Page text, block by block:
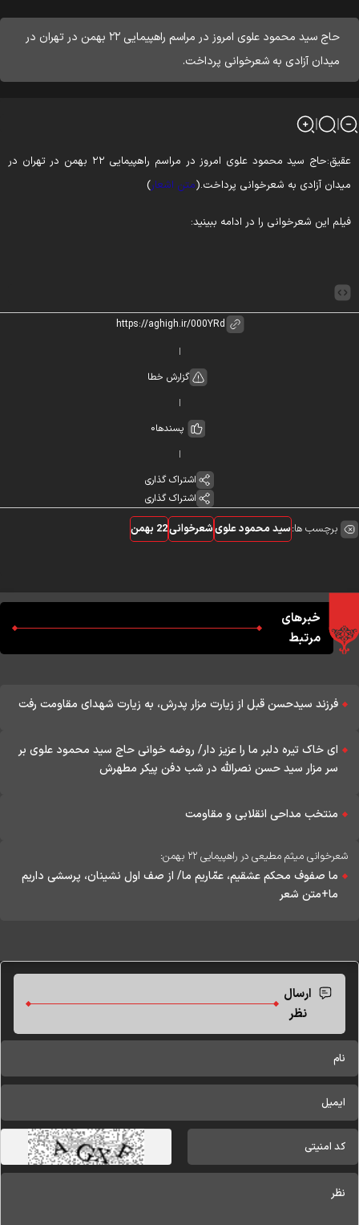
حاج سید محمود علوی امروز در مراسم راهپیمایی ۲۲ بهمن در تهران در
میدان آزادی به شعرخوانی پرداخت.
عقیق:حاج سید محمود علوی امروز در مراسم راهپیمایی ۲۲ بهمن در تهران در
میدان آزادی به شعرخوانی پرداخت.(متن اشعار)
فیلم این شعرخوانی را در ادامه ببینید:
گزارش خطا
پسندها0
اشتراک گذاری
اشتراک گذاری
برچسب ها:سید محمود علویشعرخوانی22 بهمن
خبرهای
مرتبط
فرزند سیدحسن قبل از زیارت مزار پدرش، به زیارت شهدای مقاومت رفت
ای خاک تیره دلبر ما را عزیز دار/ روضه خوانی حاج سید محمود علوی بر
سر مزار سید حسن نصرالله در شب دفن پیکر مطهرش
منتخب مداحی انقلابی و مقاومت
شعرخوانی میثم مطیعی در راهپیمایی ۲۲ بهمن:
ما صفوف محکم عشقیم، عمّاریم ما/ از صف اول نشینان، پرسشی داریم
ما+متن شعر
ارسال
نظر